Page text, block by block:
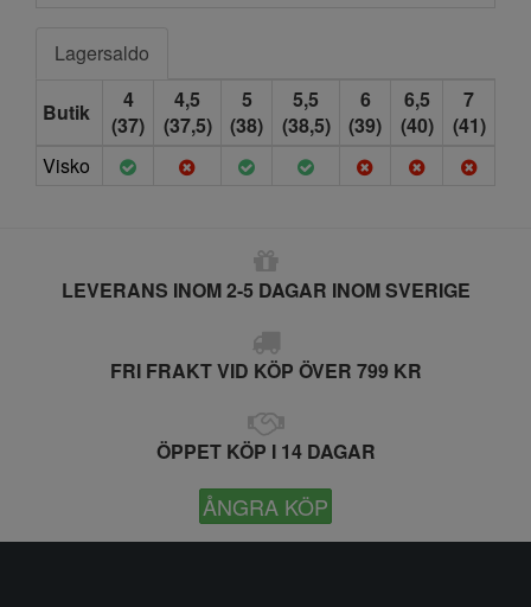
Lagersaldo
Butik
4
(37)
4,5
(37,5)
5
(38)
5,5
(38,5)
6
(39)
6,5
(40)
7
(41)
Visko
LEVERANS INOM 2-5 DAGAR INOM SVERIGE
FRI FRAKT VID KÖP ÖVER 799 KR
ÖPPET KÖP I 14 DAGAR
ÅNGRA KÖP